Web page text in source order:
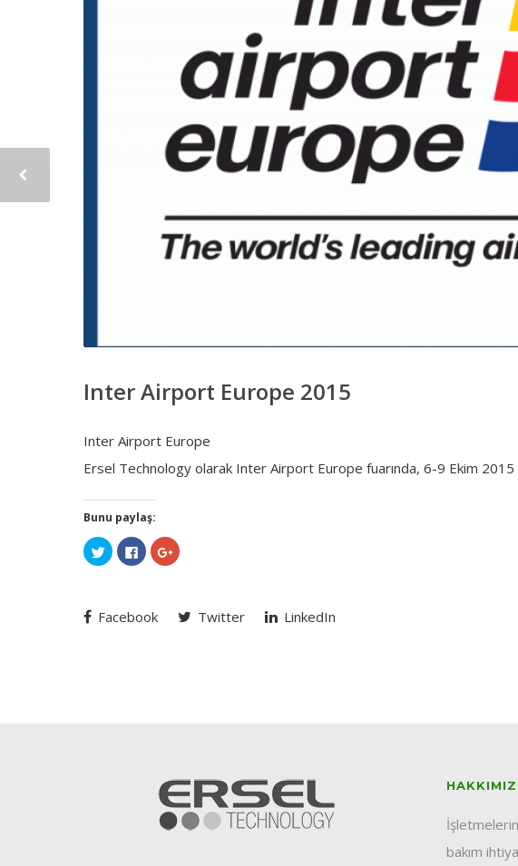
Inter Airport Europe 2015
Inter Airport Europe
Ersel Technology olarak Inter Airport Europe fuarında, 6-9 Ekim
Bunu paylaş:
Twitter
üzerinde
paylaşmak
pencerede
açılır)
Facebook'ta
paylaşmak
açılır)
Google+
üzerinde
pencerede
açılır)
Facebook Twitter LinkedIn
bakım